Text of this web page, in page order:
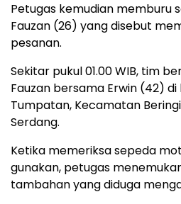
Petugas kemudian memburu
Fauzan (26) yang disebut
pesanan.
Sekitar pukul 01.00 WIB, tim
Fauzan bersama Erwin (42) di
Tumpatan, Kecamatan
Serdang.
Ketika memeriksa sepeda
gunakan, petugas
tambahan yang diduga